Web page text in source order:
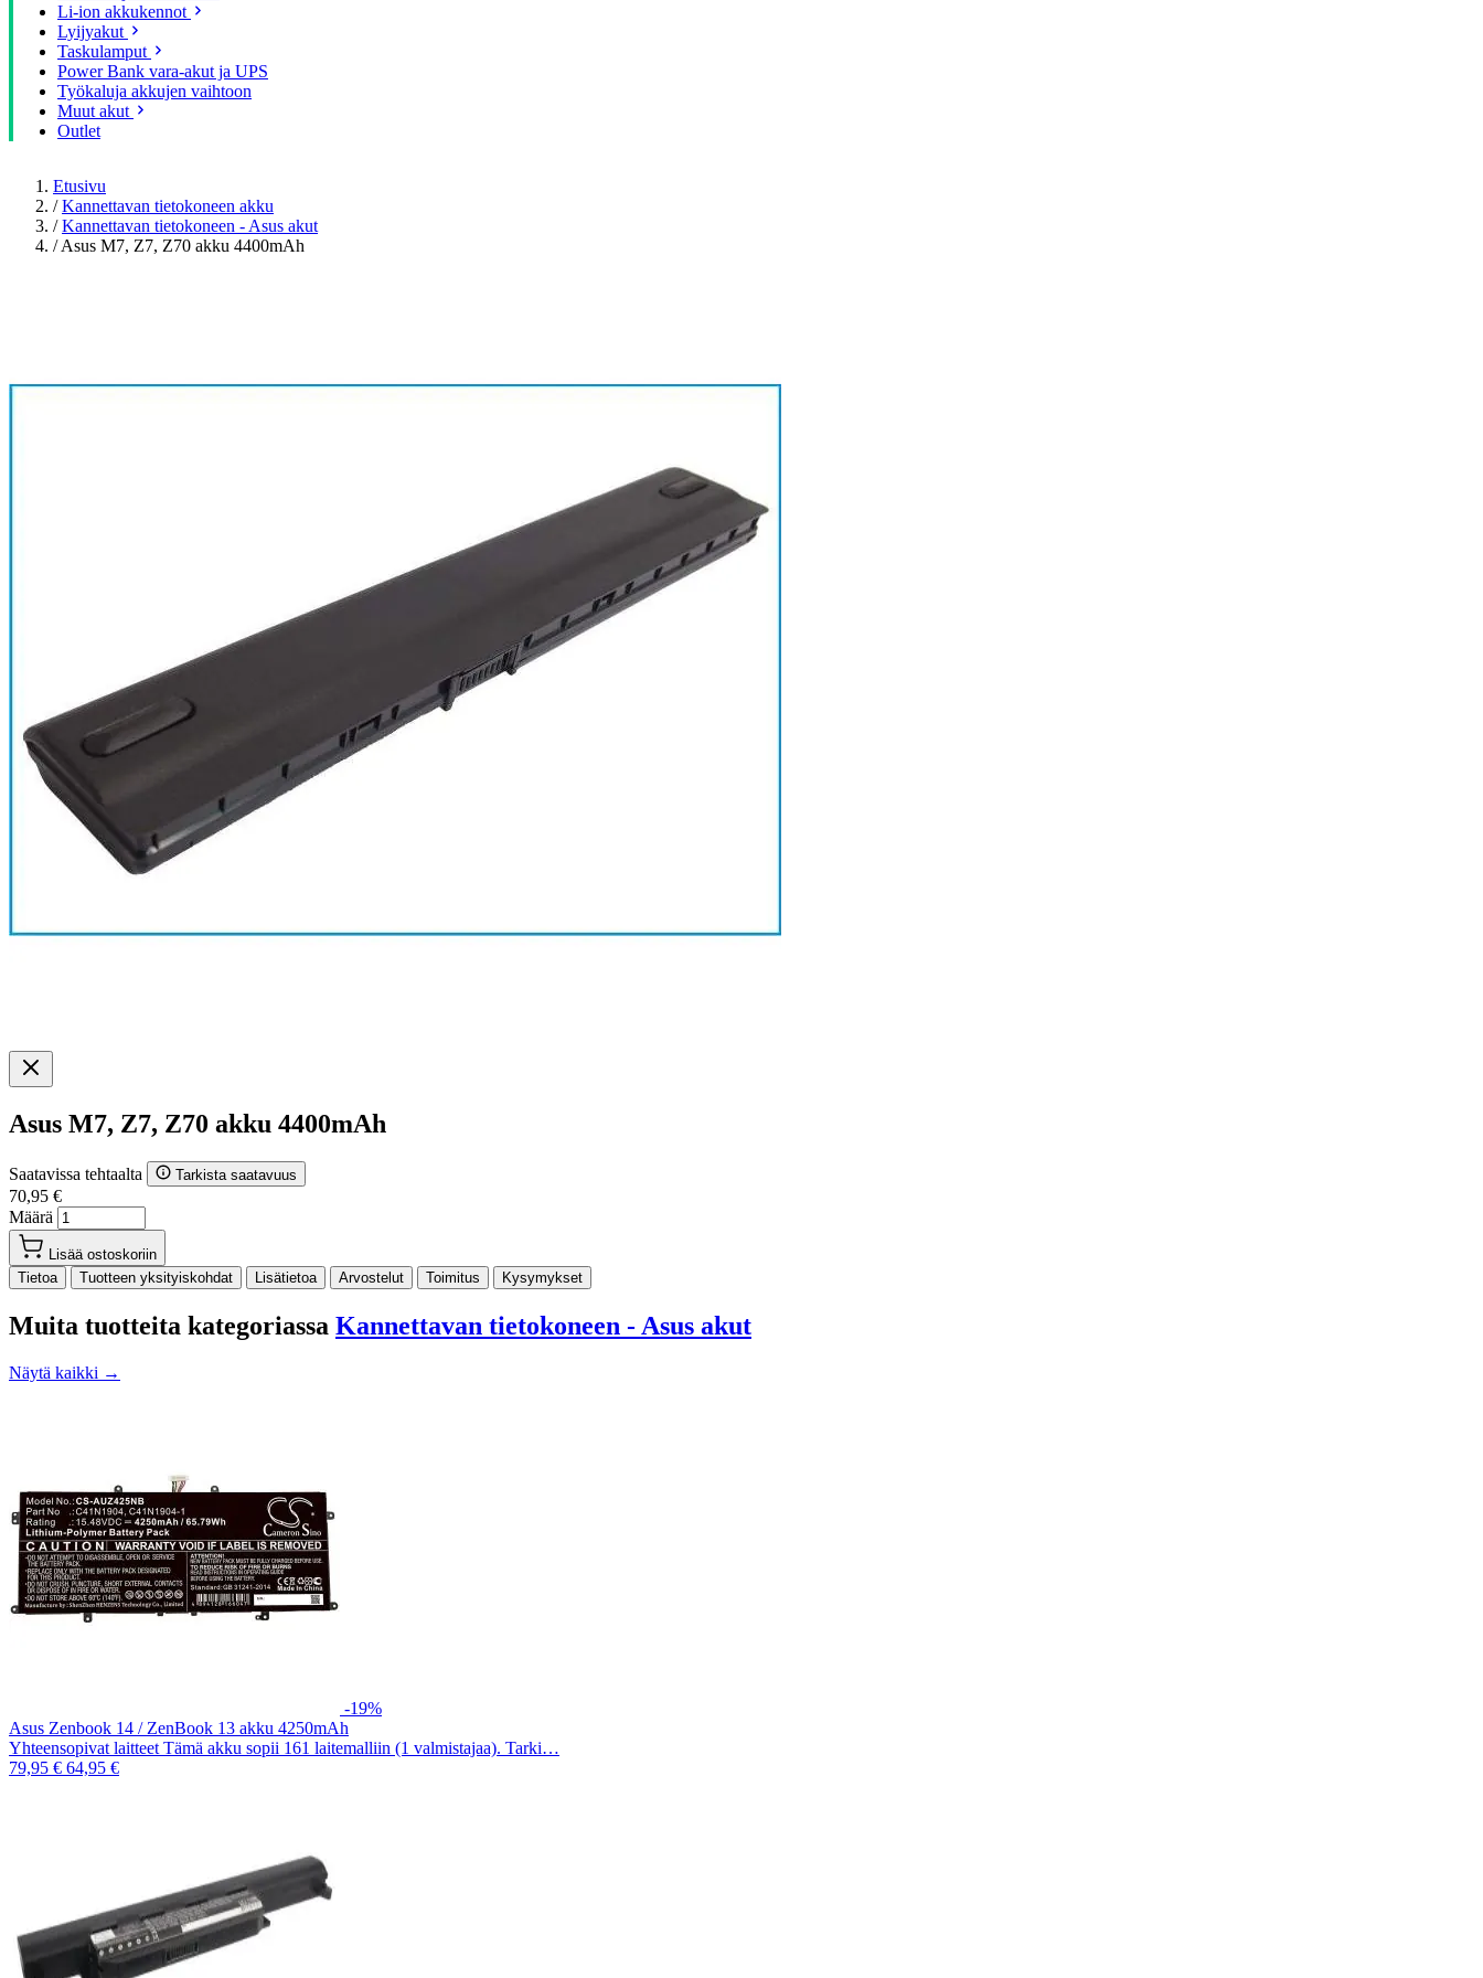
Li-ion akkukennot
Lyijyakut
Taskulamput
Power Bank vara-akut ja UPS
Työkaluja akkujen vaihtoon
Muut akut
Outlet
Etusivu
/ Kannettavan tietokoneen akku
/ Kannettavan tietokoneen - Asus akut
/ Asus M7, Z7, Z70 akku 4400mAh
Asus M7, Z7, Z70 akku 4400mAh
Saatavissa tehtaalta Tarkista saatavuus
70,95 €
Määrä
Lisää ostoskoriin
Tietoa
Tuotteen yksityiskohdat Lisätietoa Arvostelut Toimitus Kysymykset
Muita tuotteita kategoriassa Kannettavan tietokoneen - Asus akut
Näytä kaikki →
-19%
Asus Zenbook 14 / ZenBook 13 akku 4250mAh
Yhteensopivat laitteet Tämä akku sopii 161 laitemalliin (1 valmistajaa). Tarki…
79,95 € 64,95 €